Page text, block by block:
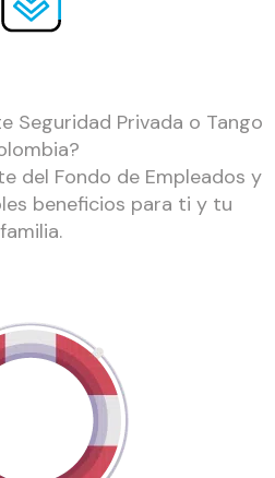
Seguridad Privada o Tango
del Fondo de Empleados y
beneficios para ti y tu
familia.